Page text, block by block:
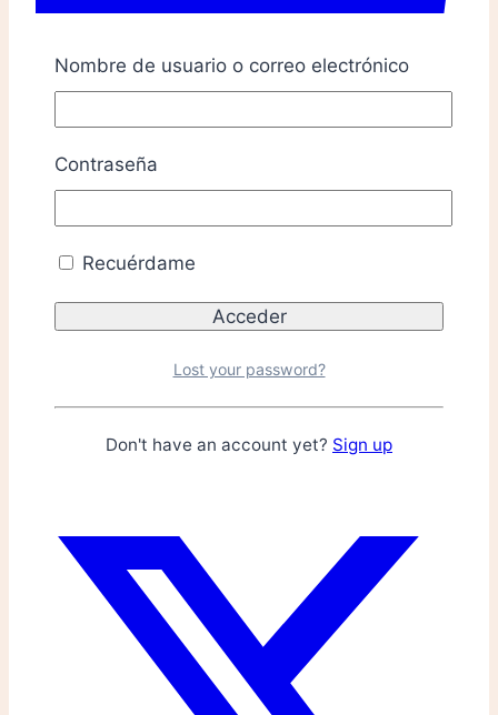
Nombre de usuario o correo electrónico
Contraseña
Recuérdame
Lost your password?
Don't have an account yet? Sign up